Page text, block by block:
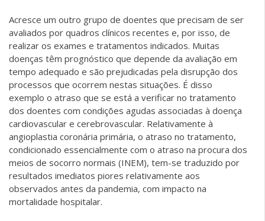
Acresce um outro grupo de doentes que precisam de ser
avaliados por quadros clínicos recentes e, por isso, de
realizar os exames e tratamentos indicados. Muitas
doenças têm prognóstico que depende da avaliação em
tempo adequado e são prejudicadas pela disrupção dos
processos que ocorrem nestas situações. É disso
exemplo o atraso que se está a verificar no tratamento
dos doentes com condições agudas associadas à doença
cardiovascular e cerebrovascular. Relativamente à
angioplastia coronária primária, o atraso no tratamento,
condicionado essencialmente com o atraso na procura dos
meios de socorro normais (INEM), tem-se traduzido por
resultados imediatos piores relativamente aos
observados antes da pandemia, com impacto na
mortalidade hospitalar.